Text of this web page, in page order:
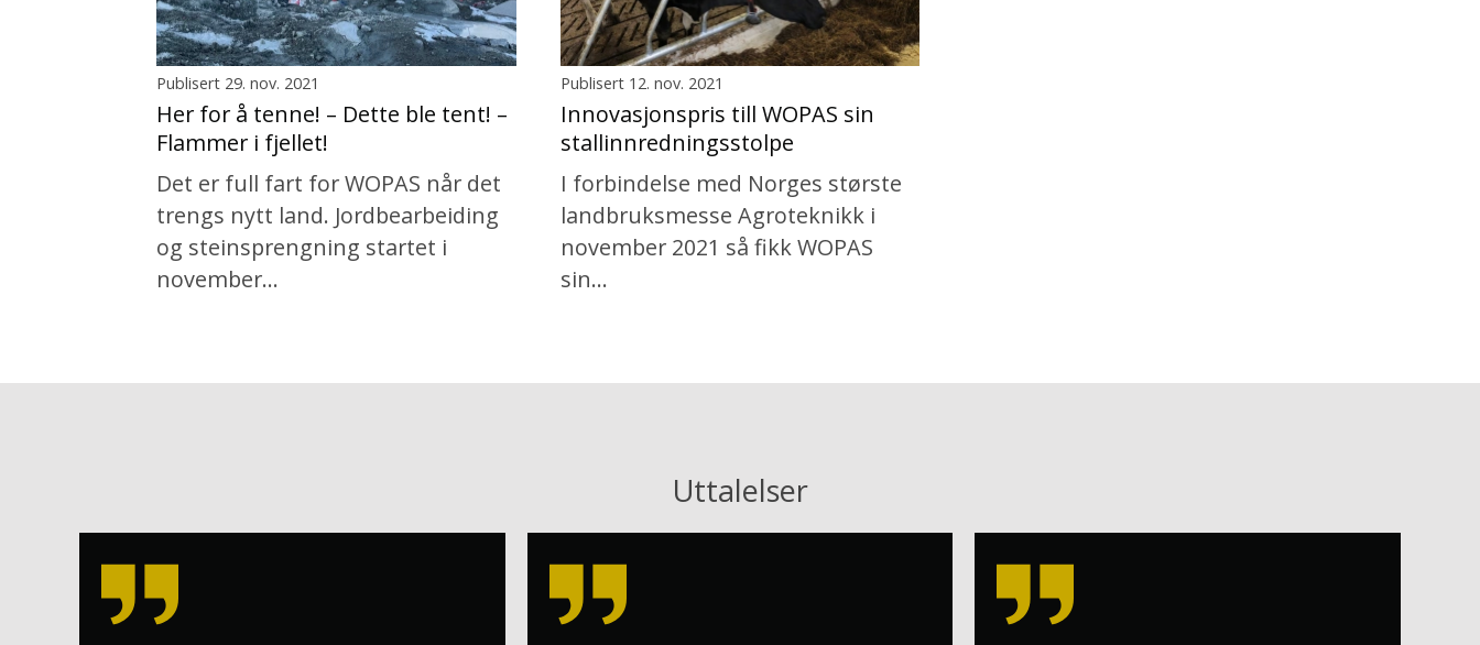
Publisert 29. nov. 2021
Her for å tenne! – Dette ble tent! –
Flammer i fjellet!
Det er full fart for WOPAS når det
trengs nytt land. Jordbearbeiding
og steinsprengning startet i
november…
Publisert 12. nov. 2021
Innovasjonspris till WOPAS sin
stallinnredningsstolpe
I forbindelse med Norges største
landbruksmesse Agroteknikk i
november 2021 så fikk WOPAS
sin…
Uttalelser